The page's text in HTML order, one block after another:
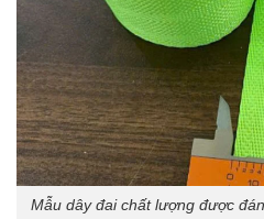
Mẫu dây đai chất lượng được